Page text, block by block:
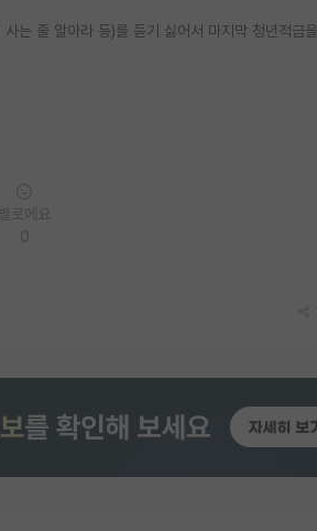
는 줄 알아라 등)를 듣기 싫어서 마지막 청년적금